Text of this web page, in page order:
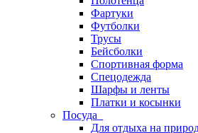
Фартуки
Футболки
Трусы
Бейсболки
Спортивная форма
Спецодежда
Шарфы и ленты
Платки и косынки
Посуда
Для отдыха на